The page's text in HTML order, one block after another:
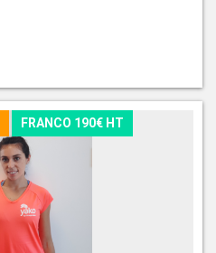
FRANCO 190€ HT